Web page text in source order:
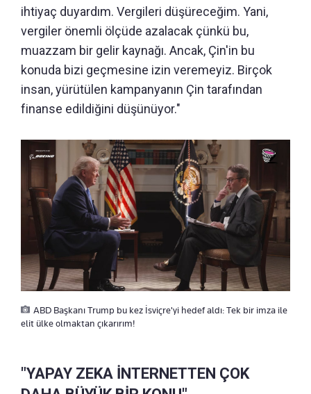
ihtiyaç duyardım. Vergileri düşüreceğim. Yani,
vergiler önemli ölçüde azalacak çünkü bu,
muazzam bir gelir kaynağı. Ancak, Çin'in bu
konuda bizi geçmesine izin veremeyiz. Birçok
insan, yürütülen kampanyanın Çin tarafından
finanse edildiğini düşünüyor."
ABD Başkanı Trump bu kez İsviçre'yi hedef aldı: Tek bir imza ile
elit ülke olmaktan çıkarırım!
"YAPAY ZEKA İNTERNETTEN ÇOK